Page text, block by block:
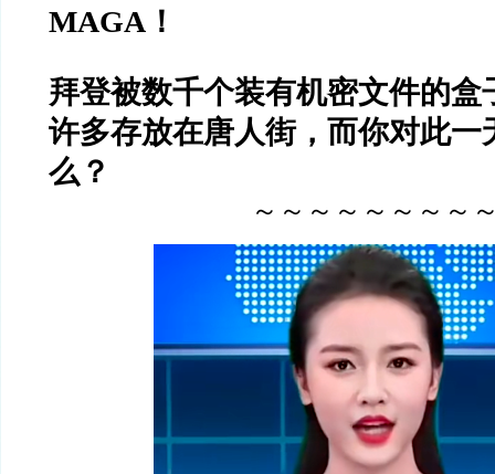
MAGA ！
拜登被数千个装有机密文件的盒
许多存放在唐人街，而你对此一
么？
～～～～～～～～